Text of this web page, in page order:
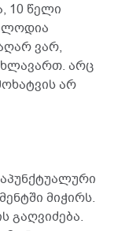
10 წელი
ვარ,
არც
არ
მიჭირს.
გაღვიძება.